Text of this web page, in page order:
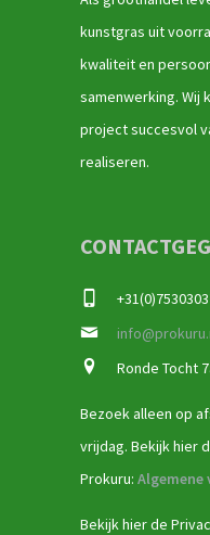
kunstgras uit
kwaliteit en
samenwerking. Wij
project succesvol
realiseren.
Ronde Tocht
Bezoek alleen op
vrijdag. Bekijk hier
Prokuru: Algemene
Bekijk hier de